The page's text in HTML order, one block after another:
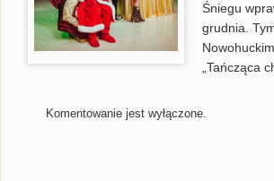
Śniegu
grudnia.
„Tańcząca
Komentowanie jest wyłączone.